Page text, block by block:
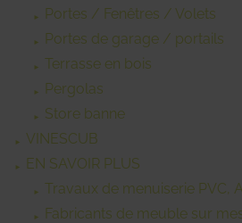
Portes / Fenêtres / Volets
Portes de garage / portails
Terrasse en bois
Pergolas
Store banne
VINESCUB
EN SAVOIR PLUS
Travaux de menuiserie PVC,
Fabricants de meuble sur